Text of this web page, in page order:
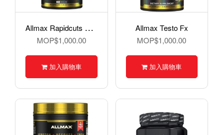
A
llmax Rapidcuts Shredded
MOP$1,000.00
加入購物車
Allmax Testo Fx
MOP$1,000.00
加入購物車